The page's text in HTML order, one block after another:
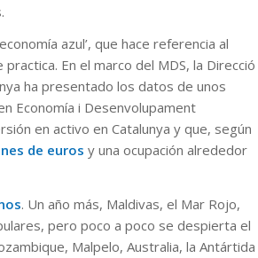
azul’, que hace referencia al
En el marco del MDS, la Direcció
ha presentado los datos de unos
Economía i Desenvolupament
en activo en Catalunya y que, según
de euros y una ocupación alrededor
. Un año más, Maldivas, el Mar Rojo,
pero poco a poco se despierta el
Malpelo, Australia, la Antártida